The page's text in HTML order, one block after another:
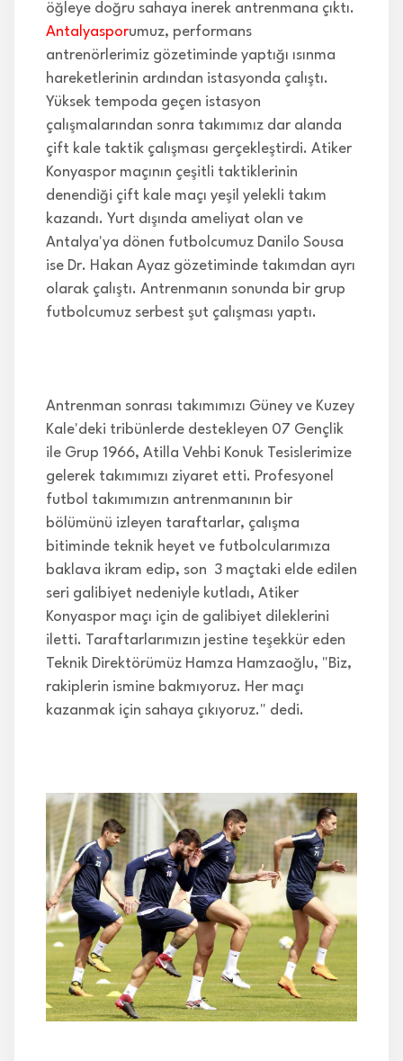
öğleye doğru sahaya inerek antrenmana çıktı.
Antalyasporumuz, performans
antrenörlerimiz gözetiminde yaptığı ısınma
hareketlerinin ardından istasyonda çalıştı.
Yüksek tempoda geçen istasyon
çalışmalarından sonra takımımız dar alanda
çift kale taktik çalışması gerçekleştirdi. Atiker
Konyaspor maçının çeşitli taktiklerinin
denendiği çift kale maçı yeşil yelekli takım
kazandı. Yurt dışında ameliyat olan ve
Antalya'ya dönen futbolcumuz Danilo Sousa
ise Dr. Hakan Ayaz gözetiminde takımdan ayrı
olarak çalıştı. Antrenmanın sonunda bir grup
futbolcumuz serbest şut çalışması yaptı.
Antrenman sonrası takımımızı Güney ve Kuzey
Kale'deki tribünlerde destekleyen 07 Gençlik
ile Grup 1966, Atilla Vehbi Konuk Tesislerimize
gelerek takımımızı ziyaret etti. Profesyonel
futbol takımımızın antrenmanının bir
bölümünü izleyen taraftarlar, çalışma
bitiminde teknik heyet ve futbolcularımıza
baklava ikram edip, son 3 maçtaki elde edilen
seri galibiyet nedeniyle kutladı, Atiker
Konyaspor maçı için de galibiyet dileklerini
iletti. Taraftarlarımızın jestine teşekkür eden
Teknik Direktörümüz Hamza Hamzaoğlu, "Biz,
rakiplerin ismine bakmıyoruz. Her maçı
kazanmak için sahaya çıkıyoruz." dedi.